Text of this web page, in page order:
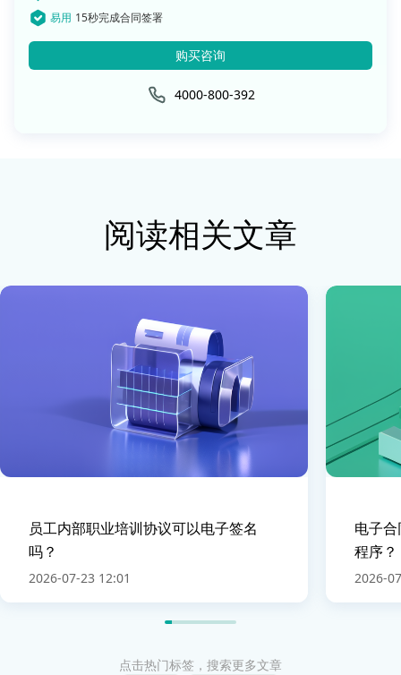
易用 15秒完成合同签署
购买咨询
4000-800-392
阅读相关文章
员工内部职业培训协议可以电子签名
吗？
2026-07-23 12:01
电子
程序？
2026-
点击热门标签，搜索更多文章